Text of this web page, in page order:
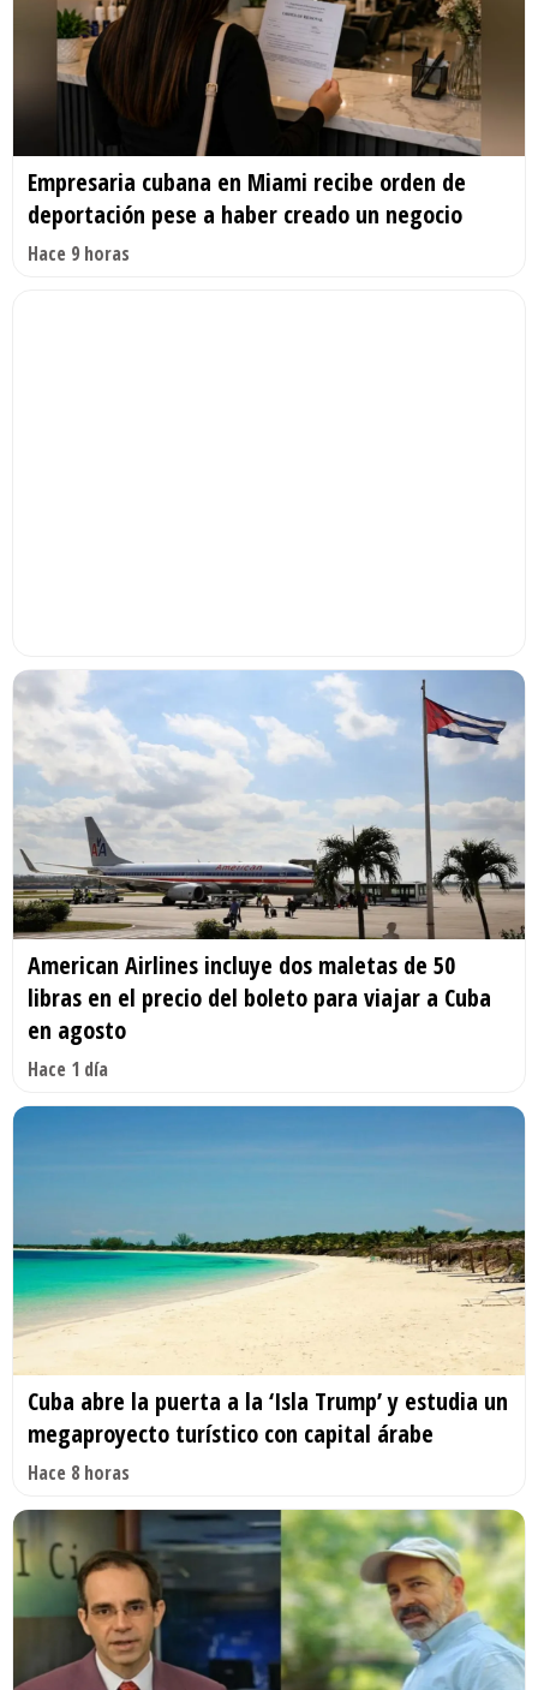
Empresaria cubana en Miami recibe orden de
deportación pese a haber creado un negocio
Hace 9 horas
American Airlines incluye dos maletas de 50
libras en el precio del boleto para viajar a Cuba
en agosto
Hace 1 día
Cuba abre la puerta a la ‘Isla Trump’ y estudia un
megaproyecto turístico con capital árabe
Hace 8 horas